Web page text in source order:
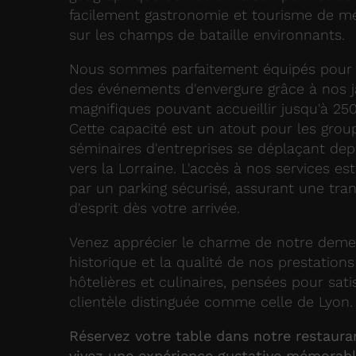
facilement gastronomie et tourisme de
sur les champs de bataille environnants.
Nous sommes parfaitement équipés pour
des événements d'envergure grâce à nos
magnifiques pouvant accueillir jusqu'à
Cette capacité est un atout pour les
séminaires d'entreprises se déplaçant
vers la Lorraine. L'accès à nos services
par un parking sécurisé, assurant une
d'esprit dès votre arrivée.
Venez apprécier le charme de notre
historique et la qualité de nos prestations
hôtelières et culinaires, pensées pour
clientèle distinguée comme celle de Lyon.
Réservez votre table dans notre